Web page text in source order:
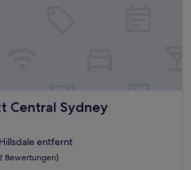
Central Sydney
Sydney
entfernt
Bewertungen)